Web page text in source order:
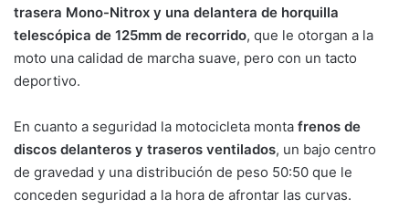
trasera Mono-Nitrox y una delantera de horquilla
telescópica de 125mm de recorrido, que le otorgan a la
moto una calidad de marcha suave, pero con un tacto
deportivo.
En cuanto a seguridad la motocicleta monta frenos de
discos delanteros y traseros ventilados, un bajo centro
de gravedad y una distribución de peso 50:50 que le
conceden seguridad a la hora de afrontar las curvas.